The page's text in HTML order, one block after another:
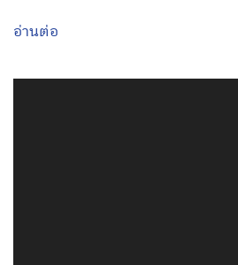
อ่านต่อ